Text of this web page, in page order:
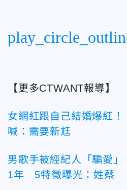
【更多CTWANT報導】
女網紅跟自己結婚爆紅
喊：需要新尪
男歌手被經紀人「騙愛
1年 5特徵曝光：姓蔡